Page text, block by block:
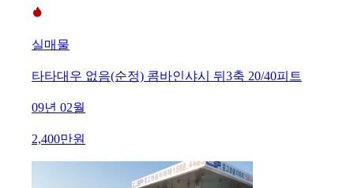
실매물
타타대우 없음(순정) 콤바인샤시 뒤3축 20/40피트
09년 02월
2,400만원